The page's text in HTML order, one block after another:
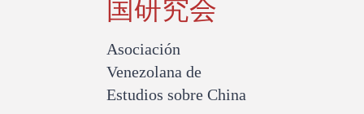
国研究会
Asociación
Venezolana de
Estudios sobre China